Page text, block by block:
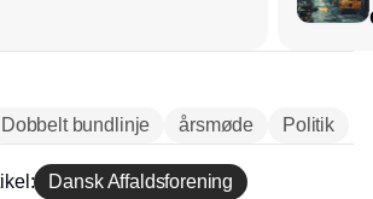
Dobbelt bundlinje årsmøde Politik
Dansk Affaldsforening